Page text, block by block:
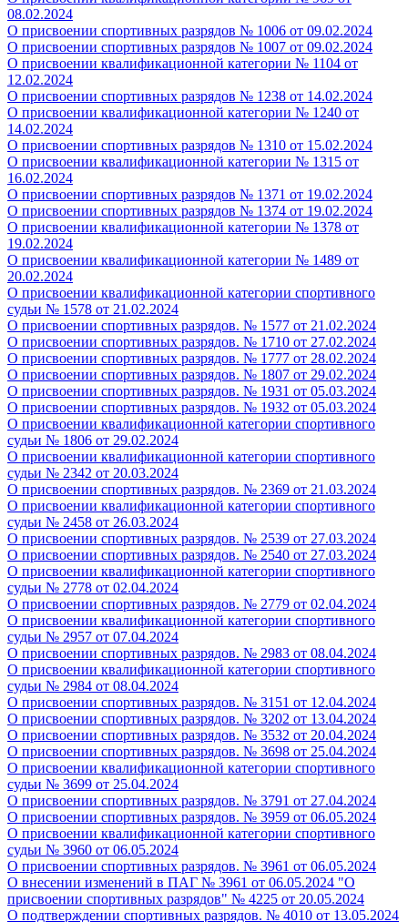
08.02.2024
О присвоении спортивных разрядов № 1006 от 09.02.2024
О присвоении спортивных разрядов № 1007 от 09.02.2024
О присвоении квалификационной категории № 1104 от
12.02.2024
О присвоении спортивных разрядов № 1238 от 14.02.2024
О присвоении квалификационной категории № 1240 от
14.02.2024
О присвоении спортивных разрядов № 1310 от 15.02.2024
О присвоении квалификационной категории № 1315 от
16.02.2024
О присвоении спортивных разрядов № 1371 от 19.02.2024
О присвоении спортивных разрядов № 1374 от 19.02.2024
О присвоении квалификационной категории № 1378 от
19.02.2024
О присвоении квалификационной категории № 1489 от
20.02.2024
О присвоении квалификационной категории спортивного
судьи № 1578 от 21.02.2024
О присвоении спортивных разрядов. № 1577 от 21.02.2024
О присвоении спортивных разрядов. № 1710 от 27.02.2024
О присвоении спортивных разрядов. № 1777 от 28.02.2024
О присвоении спортивных разрядов. № 1807 от 29.02.2024
О присвоении спортивных разрядов. № 1931 от 05.03.2024
О присвоении спортивных разрядов. № 1932 от 05.03.2024
О присвоении квалификационной категории спортивного
судьи № 1806 от 29.02.2024
О присвоении квалификационной категории спортивного
судьи № 2342 от 20.03.2024
О присвоении спортивных разрядов. № 2369 от 21.03.2024
О присвоении квалификационной категории спортивного
судьи № 2458 от 26.03.2024
О присвоении спортивных разрядов. № 2539 от 27.03.2024
О присвоении спортивных разрядов. № 2540 от 27.03.2024
О присвоении квалификационной категории спортивного
судьи № 2778 от 02.04.2024
О присвоении спортивных разрядов. № 2779 от 02.04.2024
О присвоении квалификационной категории спортивного
судьи № 2957 от 07.04.2024
О присвоении спортивных разрядов. № 2983 от 08.04.2024
О присвоении квалификационной категории спортивного
судьи № 2984 от 08.04.2024
О присвоении спортивных разрядов. № 3151 от 12.04.2024
О присвоении спортивных разрядов. № 3202 от 13.04.2024
О присвоении спортивных разрядов. № 3532 от 20.04.2024
О присвоении спортивных разрядов. № 3698 от 25.04.2024
О присвоении квалификационной категории спортивного
судьи № 3699 от 25.04.2024
О присвоении спортивных разрядов. № 3791 от 27.04.2024
О присвоении спортивных разрядов. № 3959 от 06.05.2024
О присвоении квалификационной категории спортивного
судьи № 3960 от 06.05.2024
О присвоении спортивных разрядов. № 3961 от 06.05.2024
О внесении изменений в ПАГ № 3961 от 06.05.2024 "О
присвоении спортивных разрядов" № 4225 от 20.05.2024
О подтверждении спортивных разрядов. № 4010 от 13.05.2024